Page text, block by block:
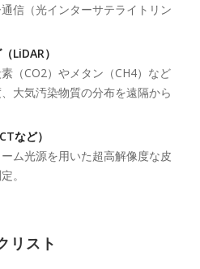
信（光インターサテライトリン
LiDAR）
（CO2）やメタン（CH4）など
大気汚染物質の分布を遠隔から
など）
ム光源を用いた超高解像度な皮
。
リスト